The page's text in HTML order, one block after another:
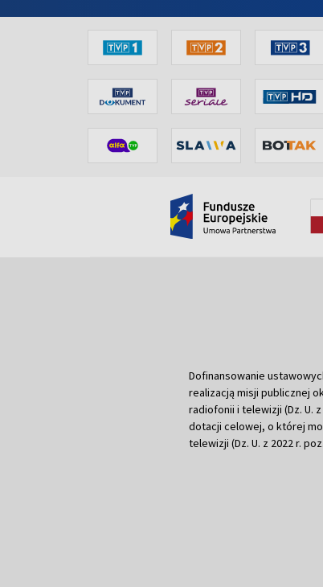
Dofinansowanie
realizacją misji publicznej
radiofonii i telewizji (Dz. U.
dotacji celowej, o której
telewizji (Dz. U. z 2022 r.